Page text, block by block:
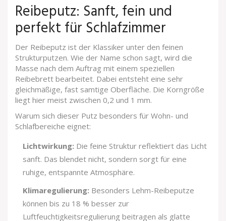
Reibeputz: Sanft, fein und
perfekt für Schlafzimmer
Der Reibeputz ist der Klassiker unter den feinen
Strukturputzen. Wie der Name schon sagt, wird die
Masse nach dem Auftrag mit einem speziellen
Reibebrett bearbeitet. Dabei entsteht eine sehr
gleichmäßige, fast samtige Oberfläche. Die Korngröße
liegt hier meist zwischen 0,2 und 1 mm.
Warum sich dieser Putz besonders für Wohn- und
Schlafbereiche eignet:
Lichtwirkung: Die feine Struktur reflektiert das Licht
sanft. Das blendet nicht, sondern sorgt für eine
ruhige, entspannte Atmosphäre.
Klimaregulierung: Besonders Lehm-Reibeputze
können bis zu 18 % besser zur
Luftfeuchtigkeitsregulierung beitragen als glatte